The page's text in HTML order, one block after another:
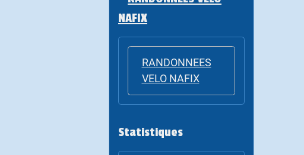
RANDONNEES
VELO NAFIX
Statistiques